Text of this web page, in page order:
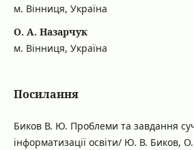
м. Вінниця, Україна
О. А. Назарчук
м. Вінниця, Україна
Посилання
Биков В. Ю. Проблеми та завдання
інформатизації освіти/ Ю. В. Биков,